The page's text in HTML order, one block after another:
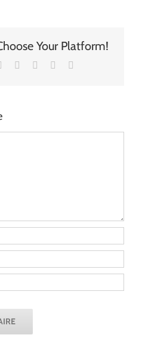
Your Platform!
LinkedIn
TumblrPinterest